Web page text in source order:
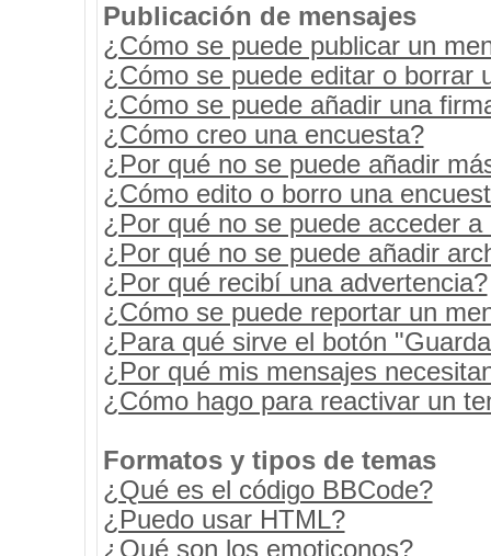
Publicación de mensajes
¿Cómo se puede publicar un
¿Cómo se puede editar o borrar
¿Cómo se puede añadir una
¿Cómo creo una encuesta?
¿Por qué no se puede añadir
¿Cómo edito o borro una
¿Por qué no se puede acceder a
¿Por qué no se puede añadir
¿Por qué recibí una advertencia?
¿Cómo se puede reportar un
¿Para qué sirve el botón
¿Por qué mis mensajes
¿Cómo hago para reactivar un
Formatos y tipos de temas
¿Qué es el código BBCode?
¿Puedo usar HTML?
¿Qué son los emoticonos?